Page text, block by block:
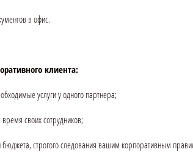
в офис.
клиента:
услуги у одного партнера;
своих сотрудников;
бюджета, строгого следования вашим корпоративным